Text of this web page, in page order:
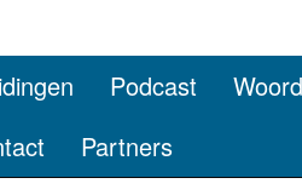
Podcast
Partners